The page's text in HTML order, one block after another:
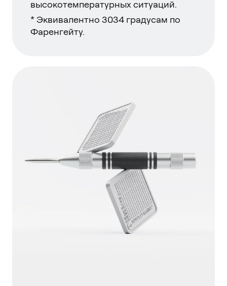
высокотемпературных ситуаций.
* Эквивалентно 3034 градусам по
Фаренгейту.